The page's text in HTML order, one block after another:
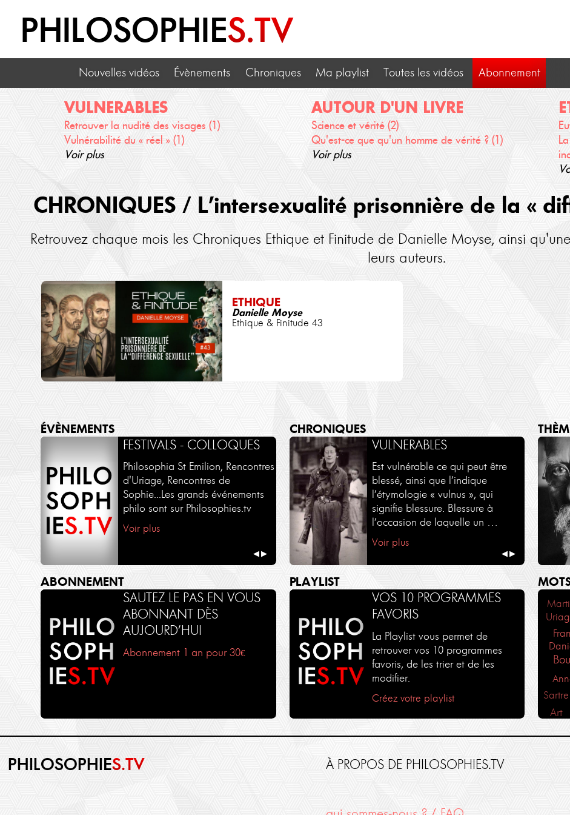
PHILOSOPHIES.TV
Nouvelles vidéos Évènements Chroniques Ma playlist Toutes les vidéos Abonnement
VULNERABLES
Retrouver la nudité des visages (1)
Vulnérabilité du « réel » (1)
Voir plus
AUTOUR D'UN LIVRE
Science et vérité (2)
Qu'est-ce que qu'un homme de vérité ? (1)
Voir plus
CHRONIQUES / L’intersexualité prisonnière de la «
Retrouvez chaque mois les Chroniques Ethique et Finitude de Danielle Moyse, ainsi
leurs auteurs.
ETHIQUE
Danielle Moyse
Ethique & Finitude 43
ÉVÈNEMENTS
FESTIVALS - COLLOQUES
Philosophia St Emilion, Rencontres
d'Uriage, Rencontres de
Sophie...Les grands événements
philo sont sur Philosophies.tv
Voir plus
DIALOGUES -
RENCONTRES
Des dialogues en partenariat
avec le Monde des religions et
Philosophie Magazine
Voir plus
◀▶
CHRONIQUES
VULNERABLES
Est vulnérable ce qui peut être
blessé, ainsi que l’indique
l’étymologie « vulnus », qui
signifie blessure. Blessure à
l’occasion de laquelle un …
Voir plus
◀▶
ABONNEMENT
SAUTEZ LE PAS EN VOUS
ABONNANT DÈS
AUJOURD’HUI
Abonnement 1 an pour 30€
PLAYLIST
VOS 10 PROGRAMMES
FAVORIS
La Playlist vous permet de
retrouver vos 10 programmes
favoris, de les trier et de les
modifier.
Créez votre playlist
Sartre
Art
PHILOSOPHIES.TV À PROPOS DE PHILOSOPHIES.TV